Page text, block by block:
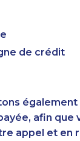
de crédit
afin que
appel et en